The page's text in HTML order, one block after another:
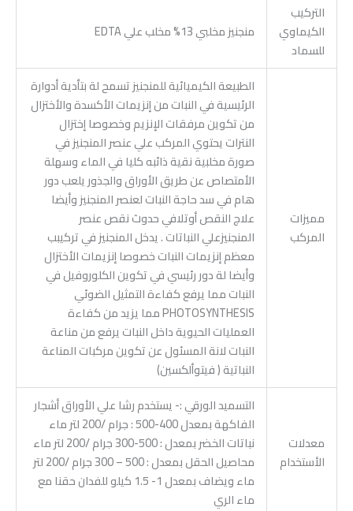
التركيب
الكيماوي
للسماد
منجنيز مخلبي 13% مخلب علي EDTA
مميزات
المركب
الطبيعة الكيميائية للمنجنيز تسمح لة بتأدية أدوارة
الرئيسية في النبات من إنزيمات الأكسدة والأختزال
من تكوين مرفقات الإنزيم وخصوصا إختزال
النترات يحتوي المركب علي عنصر المنجنيز في
صورة مخلبية نقية ذائبه كليا في الماء وسهلة
الأمتصاص عن طريق الأوراق والجذور يلعب دور
هام في سد حاجة النبات لعنصر المنجنيز وأيضا
علاج النقص أوتلافي حدوث نقص عنصر
المنجنيزعلي النباتات . يدخل المنجنيز في تركيبب
معظم إنزيمات النبات خصوصا إنزيمات الأختزال
وأيضا لة دور رئيسي في تكوين الكلوروفيل في
النبات مما يرفع كفاءة التمثيل الضوئي
PHOTOSYNTHESIS مما يزيد من كفاءة
العمليات الحيوية داخل النبات يرفع من مناعة
النبات لانة المسئول عن تكوين مركبات المناعة
النباتية ( فيتوألكسين)
معدلات
الأستخدام
التسميد الورقي :- يستخدم رشا علي الأوراق أشجار
الفاكهة بمعدل 400-500 : جرام /200 لتر ماء
نباتات الخضر بمعدل : 500-300 جرام /200 لتر ماء
محاصيل الحقل بمعدل : 500 – 300 جرام /200 لتر
ماء ويضاف بمعدل 1- 1.5 كيلو للفدان حقنا مع
ماء الري